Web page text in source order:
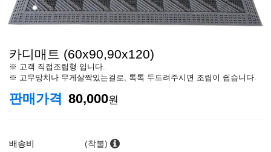
카디매트 (60x90,90x120)
※ 고객 직접조립형 입니다.
※ 고무망치나 무게살짝있는걸로, 톡톡 두드려주시면 조립이 쉽습니다.
판매가격 80,000원
배송비 (착불)